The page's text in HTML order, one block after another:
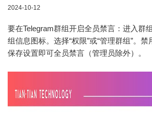
2024-10-12
要在Telegram群组开启全员禁言：进入群
组信息图标。选择“权限”或“管理群组”。禁
保存设置即可全员禁言（管理员除外）。